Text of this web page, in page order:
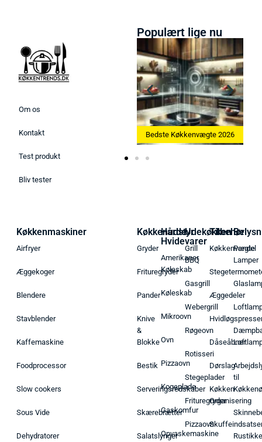
Om os
Kontakt
Test produkt
Bliv tester
Populært lige nu
Bedste Ismaskine 2026 Bedste Køkkenvægte 2026
Køkkenmaskiner
Airfryer
Æggekoger
Blendere
Stavblender
Kaffemaskine
Foodprocessor
Slow cookers
Sous Vide
Dehydratorer
Køkkenudstyr
Gryder
Frituregryder
Pander
Knive
&
Blokke
Bestik
Serveringsredskaber
Skærebrætter
Salatslynger
Hårde
Hvidevarer
Amerikaner
Køleskab
Køleskab
Mikroovn
Ovn
Pizzaovn
Kogeplade
Gaskomfur
Opvaskemaskine
Udekøkken
Grill
BBQ
Gasgrill
Webergrill
Røgeovn
Rotisseri
Stegeplader
Frituregryder
Pizzaovn
Tilbehør
Køkkenvægte
Æggedeler
Dåseåbner
Dørslag
Køkken
Organisering
Pendel
Lamper
til
Rustikke